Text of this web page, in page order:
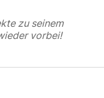
zu seinem
vorbei!